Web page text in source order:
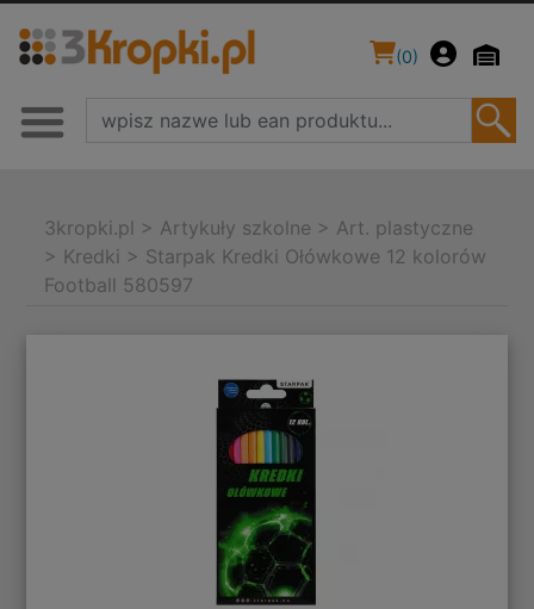
(0)
3kropki.pl > Artykuły szkolne > Art. plastyczne
> Kredki > Starpak Kredki Ołówkowe 12 kolorów
Football 580597